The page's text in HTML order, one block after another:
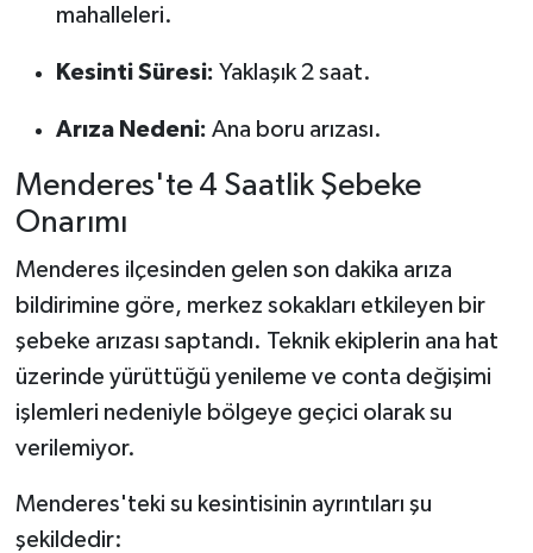
mahalleleri.
Kesinti Süresi: Yaklaşık 2 saat.
Arıza Nedeni: Ana boru arızası.
Menderes'te 4 Saatlik Şebeke
Onarımı
Menderes ilçesinden gelen son dakika arıza
bildirimine göre, merkez sokakları etkileyen bir
şebeke arızası saptandı. Teknik ekiplerin ana hat
üzerinde yürüttüğü yenileme ve conta değişimi
işlemleri nedeniyle bölgeye geçici olarak su
verilemiyor.
Menderes'teki su kesintisinin ayrıntıları şu
şekildedir: